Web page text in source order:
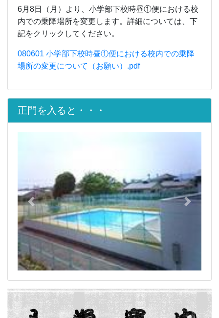
6月8日（月）より、小学部下校時昼①便における校
内での乗降場所を変更します。詳細については、下
記をクリックしてください。
080601 小学部下校時昼①便における校内での乗降
場所の変更について（お願い）.pdf
正門を入ると・・・
Previous Next